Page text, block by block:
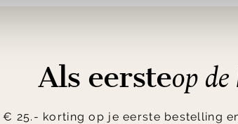
Als eersteop
€ 25.- korting op je eerste bestelling